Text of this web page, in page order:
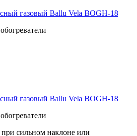
газовый Ballu Vela BOGH-18
газовый Ballu Vela BOGH-18
сильном наклоне или